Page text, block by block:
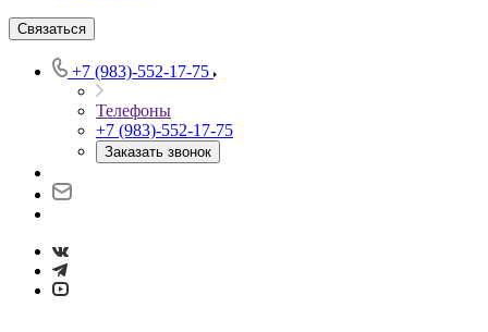
Связаться
+7 (983)-552-17-75
Телефоны
+7 (983)-552-17-75
Заказать звонок